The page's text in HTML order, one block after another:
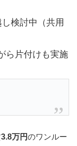
検討中（共用
ら片付けも実施
3.8万円のワンルー